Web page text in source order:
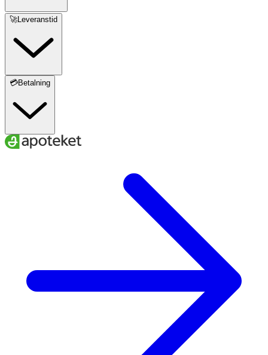
🚀Leveranstid
💳Betalning